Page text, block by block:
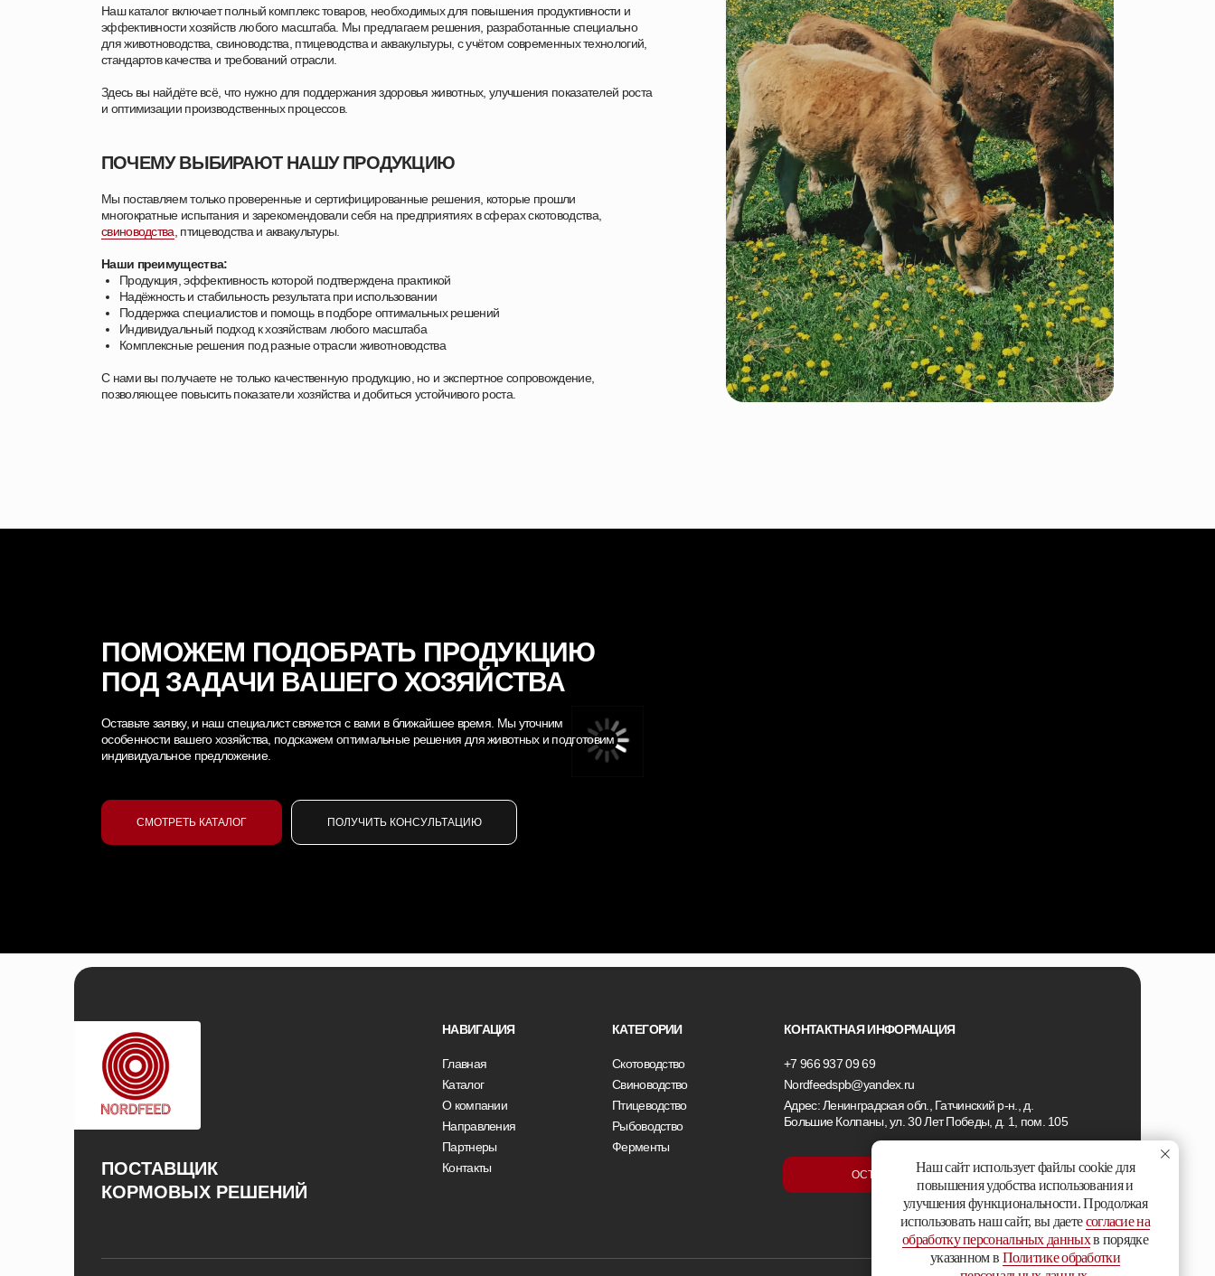
Мы поставляем только проверенные и сертифицированные решения, которые прошли
многократные испытания и зарекомендовали себя на предприятиях в сферах скотоводства,
свиноводства , птицеводства и аквакультуры.
Наши преимущества:
Продукция, эффективность которой подтверждена практикой
Надёжность и стабильность результата при использовании
Поддержка специалистов и помощь в подборе оптимальных решений
Индивидуальный подход к хозяйствам любого масштаба
Комплексные решения под разные отрасли животноводства
С нами вы получаете не только качественную продукцию, но и экспертное сопровождение,
позволяющее повысить показатели хозяйства и добиться устойчивого роста.
Наш каталог включает полный комплекс товаров, необходимых для повышения продуктивности и
эффективности хозяйств любого масштаба. Мы предлагаем решения, разработанные специально
для животноводства, свиноводства, птицеводства и аквакультуры, с учётом современных технологий,
стандартов качества и требований отрасли.
Здесь вы найдёте всё, что нужно для поддержания здоровья животных, улучшения показателей роста
и оптимизации производственных процессов.
ПОЧЕМУ ВЫБИРАЮТ НАШУ ПРОДУКЦИЮ
Оставьте заявку, и наш специалист свяжется с вами в ближайшее время. Мы уточним
особенности вашего хозяйства, подскажем оптимальные решения для животных и подготовим
индивидуальное предложение.
ПОМОЖЕМ ПОДОБРАТЬ ПРОДУКЦИЮ
ПОД ЗАДАЧИ ВАШЕГО ХОЗЯЙСТВА
СМОТРЕТЬ КАТАЛОГ ПОЛУЧИТЬ КОНСУЛЬТАЦИЮ
Главная
Каталог
О компании
Направления
Партнеры
Контакты
ПОСТАВЩИК
КОРМОВЫХ РЕШЕНИЙ
НАВИГАЦИЯ
Скотоводство
Свиноводство
Птицеводство
Рыбоводство
Ферменты
КАТЕГОРИИ
+7 966 937 09 69
Nordfeedspb@yandex.ru
Адрес: Ленинградская обл., Гатчинский р-н., д.
Большие Колпаны, ул. 30 Лет Победы, д. 1, пом. 105
ОСТАВИТЬ ЗАЯВКУ
КОНТАКТНАЯ ИНФОРМАЦИЯ
Наш сайт использует файлы cookie для
повышения удобства использования и
улучшения функциональности. Продолжая
использовать наш сайт, вы даетесогласие на
обработку персональных данныхв порядке
указанном в Политике обработки